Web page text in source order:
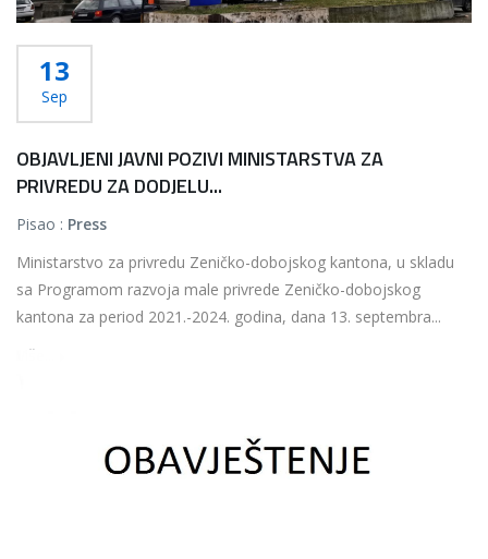
13
Sep
OBJAVLJENI JAVNI POZIVI MINISTARSTVA ZA
PRIVREDU ZA DODJELU...
Pisao : Press
Ministarstvo za privredu Zeničko-dobojskog kantona, u skladu
sa Programom razvoja male privrede Zeničko-dobojskog
kantona za period 2021.-2024. godina, dana 13. septembra...
Više...